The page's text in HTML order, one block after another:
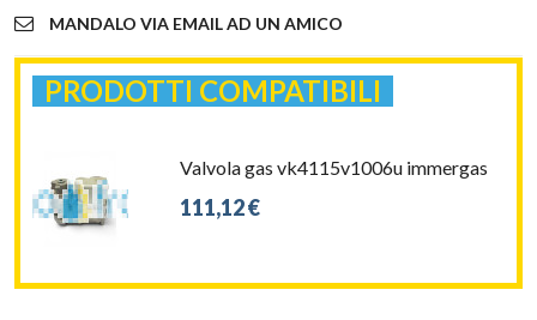
MANDALO VIA EMAIL AD UN AMICO
PRODOTTI COMPATIBILI
Valvola gas vk4115v1006u immergas
111,12 €